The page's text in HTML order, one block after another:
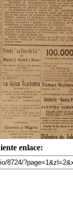
enlace: